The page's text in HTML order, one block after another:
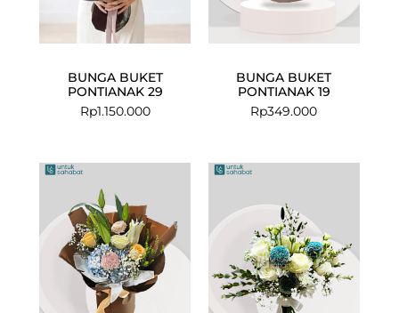
BUNGA BUKET
PONTIANAK 29
Rp1.150.000
BUNGA BUKET
PONTIANAK 19
Rp349.000